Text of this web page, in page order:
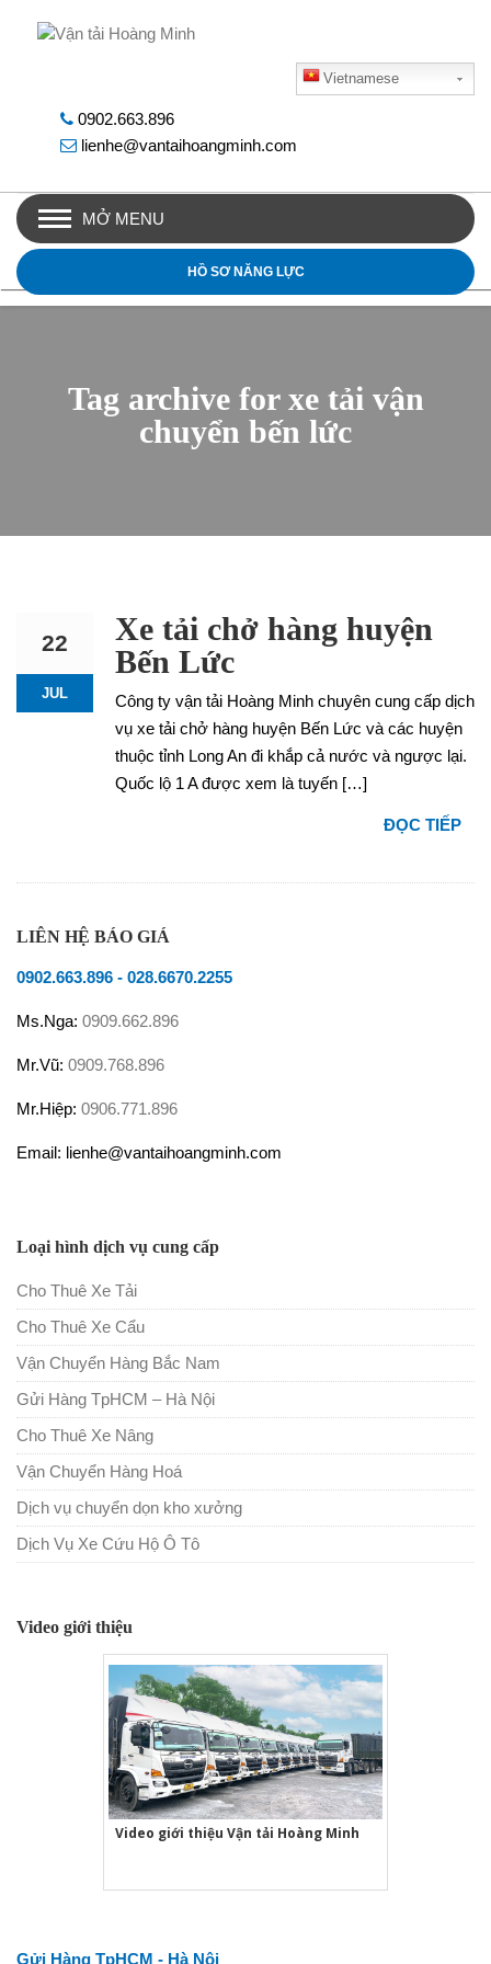
Vietnamese
0902.663.896
lienhe@vantaihoangminh.com
MỞ MENU
HỒ SƠ NĂNG LỰC
Tag archive for xe tải vận
chuyển bến lức
22
JUL
Xe tải chở hàng huyện
Bến Lức
Công ty vận tải Hoàng Minh chuyên cung cấp dịch
vụ xe tải chở hàng huyện Bến Lức và các huyện
thuộc tỉnh Long An đi khắp cả nước và ngược lại.
Quốc lộ 1 A được xem là tuyến […]
ĐỌC TIẾP
LIÊN HỆ BÁO GIÁ
0902.663.896 - 028.6670.2255
Ms.Nga: 0909.662.896
Mr.Vũ: 0909.768.896
Mr.Hiệp: 0906.771.896
Email: lienhe@vantaihoangminh.com
Loại hình dịch vụ cung cấp
Cho Thuê Xe Tải
Cho Thuê Xe Cẩu
Vận Chuyển Hàng Bắc Nam
Gửi Hàng TpHCM – Hà Nội
Cho Thuê Xe Nâng
Vận Chuyển Hàng Hoá
Dịch vụ chuyển dọn kho xưởng
Dịch Vụ Xe Cứu Hộ Ô Tô
Video giới thiệu
Video giới thiệu Vận tải Hoàng Minh
Gửi Hàng TpHCM - Hà Nội